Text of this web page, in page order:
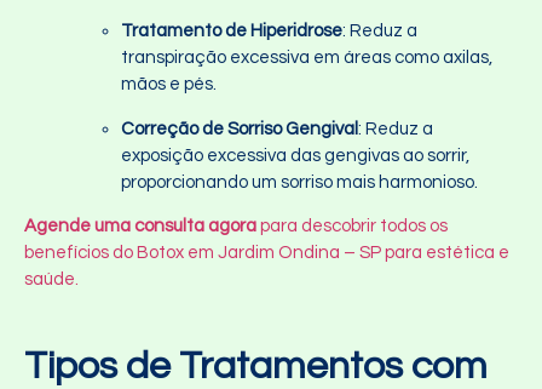
Tratamento de Hiperidrose: Reduz a
transpiração excessiva em áreas como axilas,
mãos e pés.
Correção de Sorriso Gengival : Reduz a
exposição excessiva das gengivas ao sorrir,
proporcionando um sorriso mais harmonioso.
Agende uma consulta agora para descobrir todos os
benefícios do Botox em Jardim Ondina – SP para estética e
saúde.
Tipos de Tratamentos com